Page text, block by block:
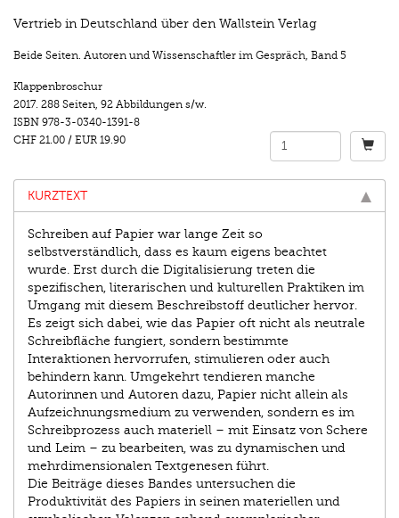
Vertrieb in Deutschland über den Wallstein Verlag
Beide Seiten. Autoren und Wissenschaftler im Gespräch, Band 5
Klappenbroschur
2017. 288 Seiten, 92 Abbildungen s/w.
ISBN 978-3-0340-1391-8
CHF 21.00 / EUR 19.90
KURZTEXT
Schreiben auf Papier war lange Zeit so
selbstverständlich, dass es kaum eigens beachtet
wurde. Erst durch die Digitalisierung treten die
spezifischen, literarischen und kulturellen Praktiken im
Umgang mit diesem Beschreibstoff deutlicher hervor.
Es zeigt sich dabei, wie das Papier oft nicht als neutrale
Schreibfläche fungiert, sondern bestimmte
Interaktionen hervorrufen, stimulieren oder auch
behindern kann. Umgekehrt tendieren manche
Autorinnen und Autoren dazu, Papier nicht allein als
Aufzeichnungsmedium zu verwenden, sondern es im
Schreibprozess auch materiell – mit Einsatz von Schere
und Leim – zu bearbeiten, was zu dynamischen und
mehrdimensionalen Textgenesen führt.
Die Beiträge dieses Bandes untersuchen die
Produktivität des Papiers in seinen materiellen und